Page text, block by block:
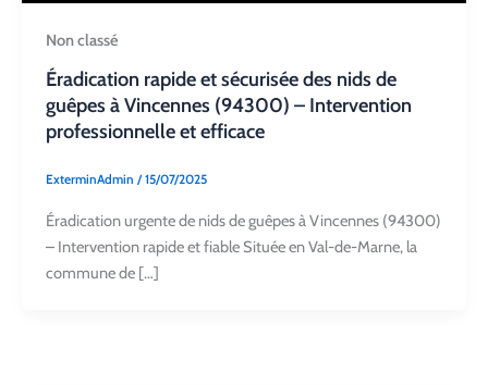
Non classé
Éradication rapide et sécurisée des nids de
guêpes à Vincennes (94300) – Intervention
professionnelle et efficace
ExterminAdmin /15/07/2025
Éradication urgente de nids de guêpes à Vincennes (94300)
– Intervention rapide et fiable Située en Val-de-Marne, la
commune de […]